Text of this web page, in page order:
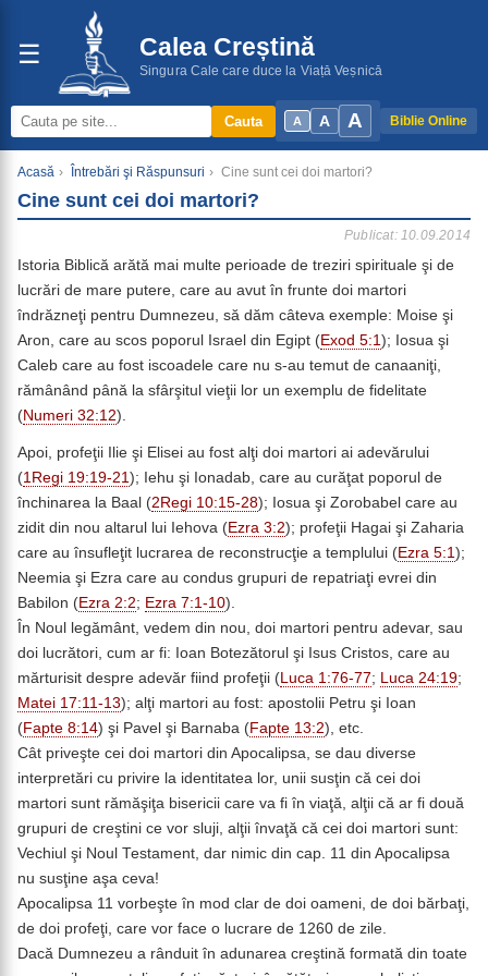
☰ Calea Creștină
Singura Cale care duce la Viață Veșnică
A A A Biblie Online
Cauta
Acasă › Întrebări şi Răspunsuri › Cine sunt cei doi martori?
Cine sunt cei doi martori?
Publicat: 10.09.2014
Istoria Biblică arătă mai multe perioade de treziri spirituale şi de
lucrări de mare putere, care au avut în frunte doi martori
îndrăzneţi pentru Dumnezeu, să dăm câteva exemple: Moise şi
Aron, care au scos poporul Israel din Egipt (Exod 5:1); Iosua şi
Caleb care au fost iscoadele care nu s-au temut de canaaniţi,
rămânând până la sfârşitul vieţii lor un exemplu de fidelitate
(Numeri 32:12).
Apoi, profeţii Ilie şi Elisei au fost alţi doi martori ai adevărului
(1Regi 19:19-21); Iehu şi Ionadab, care au curăţat poporul de
închinarea la Baal (2Regi 10:15-28); Iosua şi Zorobabel care au
zidit din nou altarul lui Iehova (Ezra 3:2); profeţii Hagai şi Zaharia
care au însufleţit lucrarea de reconstrucţie a templului (Ezra 5:1);
Neemia şi Ezra care au condus grupuri de repatriaţi evrei din
Babilon (Ezra 2:2; Ezra 7:1-10).
În Noul legământ, vedem din nou, doi martori pentru adevar, sau
doi lucrători, cum ar fi: Ioan Botezătorul şi Isus Cristos, care au
mărturisit despre adevăr fiind profeţii (Luca 1:76-77; Luca 24:19;
Matei 17:11-13); alţi martori au fost: apostolii Petru şi Ioan
(Fapte 8:14) şi Pavel şi Barnaba (Fapte 13:2), etc.
Cât priveşte cei doi martori din Apocalipsa, se dau diverse
interpretări cu privire la identitatea lor, unii susţin că cei doi
martori sunt rămăşiţa bisericii care va fi în viaţă, alţii că ar fi două
grupuri de creştini ce vor sluji, alţii învaţă că cei doi martori sunt:
Vechiul şi Noul Testament, dar nimic din cap. 11 din Apocalipsa
nu susţine aşa ceva!
Apocalipsa 11 vorbeşte în mod clar de doi oameni, de doi bărbaţi,
de doi profeţi, care vor face o lucrare de 1260 de zile.
Dacă Dumnezeu a rânduit în adunarea creştină formată din toate